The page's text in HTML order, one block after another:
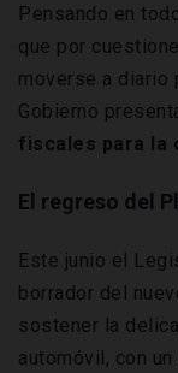
Pensando en
que por
moverse a diario
Gobierno
fiscales para la
El regreso del
Este junio el
borrador del
sostener la
automóvil, con